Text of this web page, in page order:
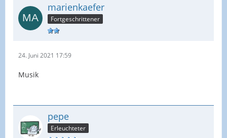
marienkaefer
Fortgeschrittener
24. Juni 2021 17:59
Musik
pepe
Erleuchteter